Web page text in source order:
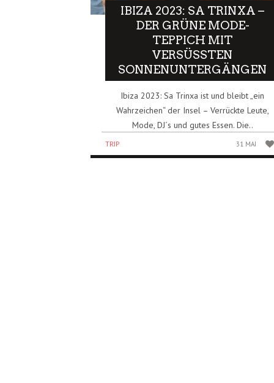
IBIZA 2023: SA TRINXA –
DER GRÜNE MODE-
TEPPICH MIT
VERSÜSSTEN S
ONNENUNTERGÄNGEN
Ibiza 2023: Sa Trinxa ist und bleibt „ein
Wahrzeichen“ der Insel – Verrückte Leute,
Mode, DJ´s und gutes Essen. Die..
TRIP 31 MAI